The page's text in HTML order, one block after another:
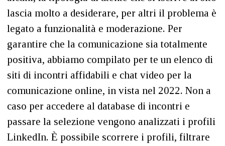
lascia molto a desiderare, per altri il problema è
legato a funzionalità e moderazione. Per
garantire che la comunicazione sia totalmente
positiva, abbiamo compilato per te un elenco di
siti di incontri affidabili e chat video per la
comunicazione online, in vista nel 2022. Non a
caso per accedere al database di incontri e
passare la selezione vengono analizzati i profili
LinkedIn. È possibile scorrere i profili, filtrare